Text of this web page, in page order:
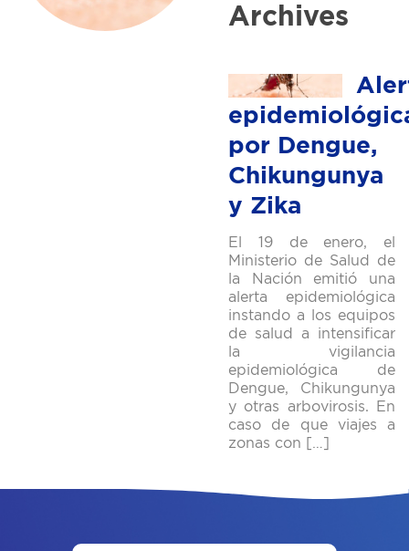
Archives
por Dengue,
Chikungunya
y Zika
El 19 de enero, el
Ministerio de Salud de
la Nación emitió una
alerta epidemiológica
instando a los equipos
de salud a intensificar
la vigilancia
epidemiológica de
Dengue, Chikungunya
y otras arbovirosis. En
caso de que viajes a
zonas con […]